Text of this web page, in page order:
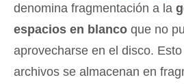
denomina fragmentación a la
espacios en blanco que no
aprovecharse en el disco.
archivos se almacenan en